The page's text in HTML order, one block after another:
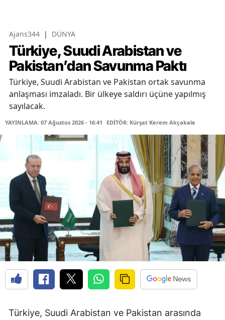
Ajans344 | DÜNYA
Türkiye, Suudi Arabistan ve
Pakistan’dan Savunma Paktı
Türkiye, Suudi Arabistan ve Pakistan ortak savunma
anlaşması imzaladı. Bir ülkeye saldırı üçüne yapılmış
sayılacak.
YAYINLAMA: 07 Ağustos 2026 - 16:41 EDİTÖR: Kürşat Kerem Akçakale
Türkiye, Suudi Arabistan ve Pakistan arasında